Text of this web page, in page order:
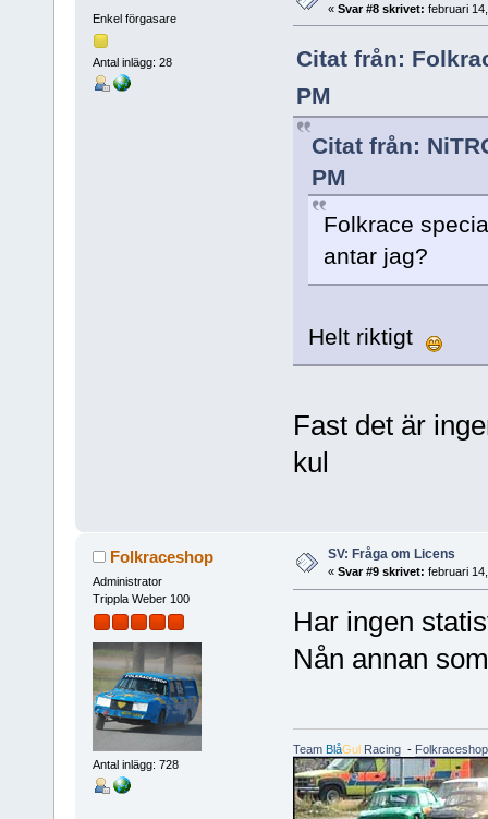
Enkel förgasare
Antal inlägg: 28
« Svar #8 skrivet: februari
Citat från:
PM
Citat från:
PM
Folkrace
antar jag?
Helt riktigt
Fast det är
kul
Folkraceshop
Administrator
Trippla Weber 100
Antal inlägg: 728
SV: Fråga om Licens
« Svar #9 skrivet: februari
Har ingen
Nån annan
Team BlåGulRacing- Folkraceshop